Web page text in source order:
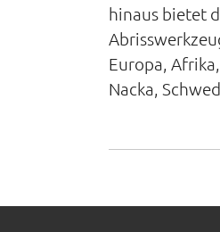
hinaus bietet
Europa,
Nacka,